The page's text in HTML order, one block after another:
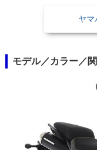
ヤマ
モデル／カラー／